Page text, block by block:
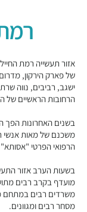
אזור תעשייה רמת
של פארק הירקון,
ישגב, רביבים, נווה
הרחובות הראשיים של
בשנים האחרונות הפך
משכנם של מאות אנשי
הרפואי הפרטי
בשעות הערב אזור
מועדף בקרב רבים
משרדים רבים במתחם
מסחר רבים ומגוונים.